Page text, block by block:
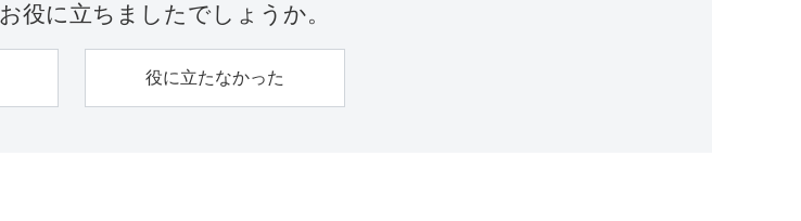
お役に立ちましたでしょうか。
役に立たなかった